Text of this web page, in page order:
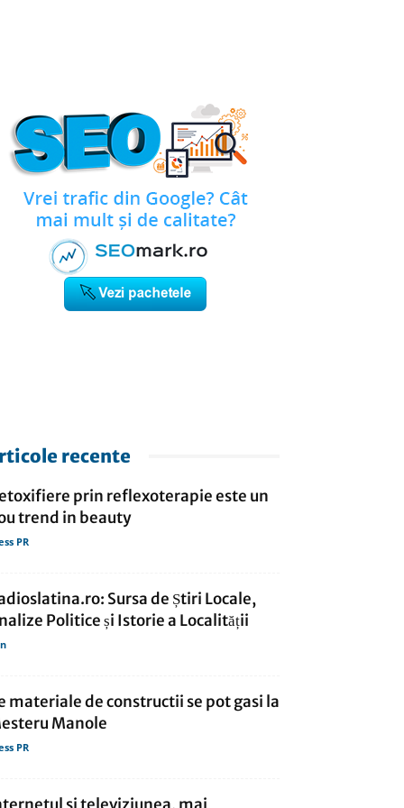
recente
prin reflexoterapie este un
trend in beauty
PR
Sursa de Știri Locale,
Politice și Istorie a Localității
materiale de constructii se pot gasi la
Manole
PR